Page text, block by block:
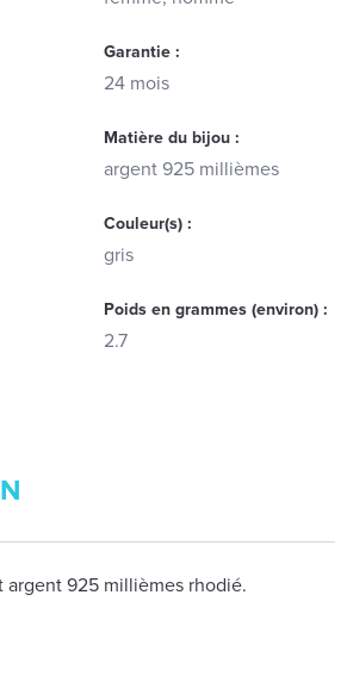
Garantie :
24 mois
Matière du bijou :
argent 925 millièmes
Couleur(s) :
gris
Poids en grammes (environ) :
2.7
argent 925 millièmes rhodié.